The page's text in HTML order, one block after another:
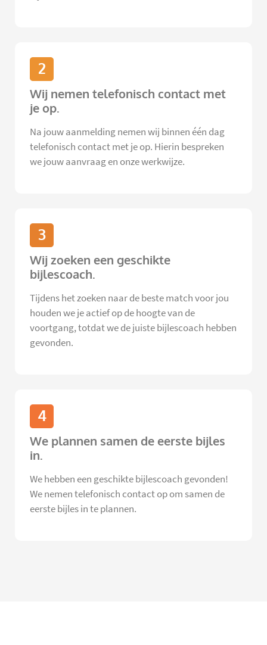
2
Wij nemen telefonisch contact met
je op.
Na jouw aanmelding nemen wij binnen één dag
telefonisch contact met je op. Hierin bespreken
we jouw aanvraag en onze werkwijze.
3
Wij zoeken een geschikte
bijlescoach.
Tijdens het zoeken naar de beste match voor jou
houden we je actief op de hoogte van de
voortgang, totdat we de juiste bijlescoach hebben
gevonden.
4
We plannen samen de eerste bijles
in.
We hebben een geschikte bijlescoach gevonden!
We nemen telefonisch contact op om samen de
eerste bijles in te plannen.